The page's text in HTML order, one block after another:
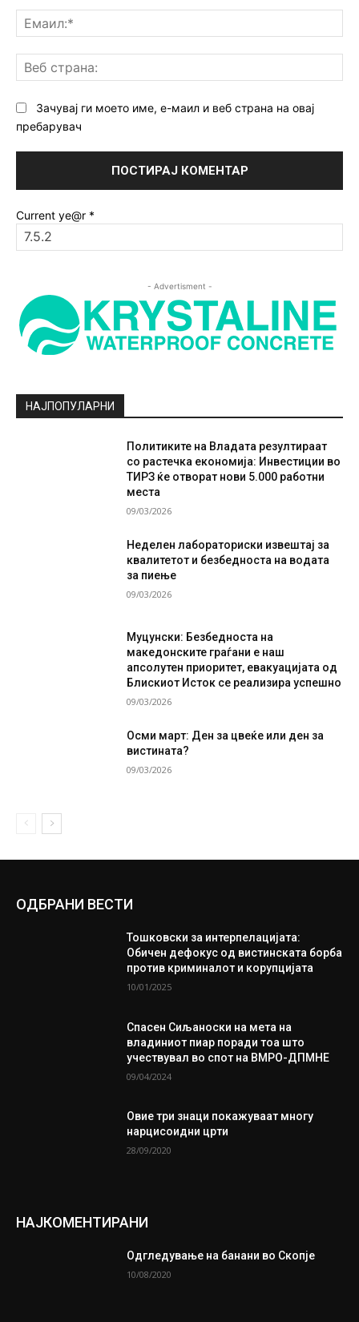
Зачувај ги моето име, е-маил и веб страна на овај
пребарувач
Current ye@r *
- Advertisment -
НАЈПОПУЛАРНИ
Политиките на Владата резултираат
со растечка економија: Инвестиции во
ТИРЗ ќе отворат нови 5.000 работни
места
09/03/2026
Неделен лабораториски извештај за
квалитетот и безбедноста на водата
за пиење
09/03/2026
Муцунски: Безбедноста на
македонските граѓани е наш
апсолутен приоритет, евакуацијата од
Блискиот Исток се реализира успешно
09/03/2026
Осми март: Ден за цвеќе или ден за
вистината?
09/03/2026
ОДБРАНИ ВЕСТИ
Тошковски за интерпелацијата:
Обичен дефокус од вистинската борба
против криминалот и корупцијата
10/01/2025
Спасен Сиљаноски на мета на
владиниот пиар поради тоа што
учествувал во спот на ВМРО-ДПМНЕ
09/04/2024
Oвие три знаци покажуваат многу
нарцисоидни црти
28/09/2020
НАЈКОМЕНТИРАНИ
Одгледување на банани во Скопје
10/08/2020